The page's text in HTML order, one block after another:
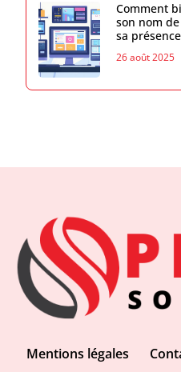
Comment
son nom
sa
26 août 2025
Mentions légales